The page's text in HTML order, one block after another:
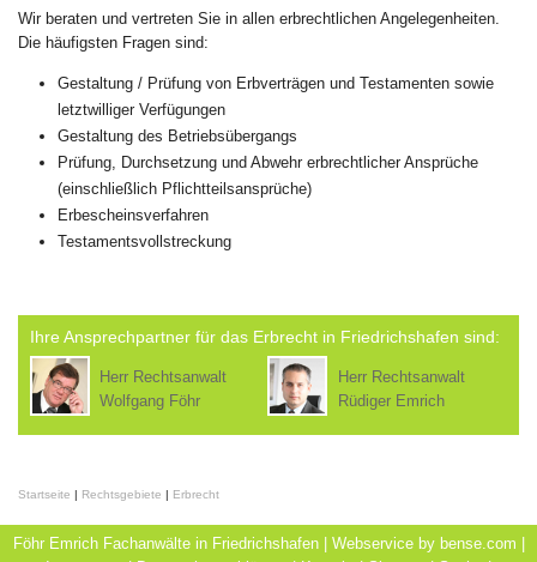
Wir beraten und vertreten Sie in allen erbrechtlichen Angelegenheiten.
Die häufigsten Fragen sind:
Gestaltung / Prüfung von Erbverträgen und Testamenten sowie
letztwilliger Verfügungen
Gestaltung des Betriebsübergangs
Prüfung, Durchsetzung und Abwehr erbrechtlicher Ansprüche
(einschließlich Pflichtteilsansprüche)
Erbescheinsverfahren
Testamentsvollstreckung
Ihre Ansprechpartner für das Erbrecht in Friedrichshafen sind:
Herr Rechtsanwalt
Wolfgang Föhr
Herr Rechtsanwalt
Rüdiger Emrich
Startseite | Rechtsgebiete | Erbrecht
Föhr Emrich Fachanwälte in Friedrichshafen | Webservice by bense.com